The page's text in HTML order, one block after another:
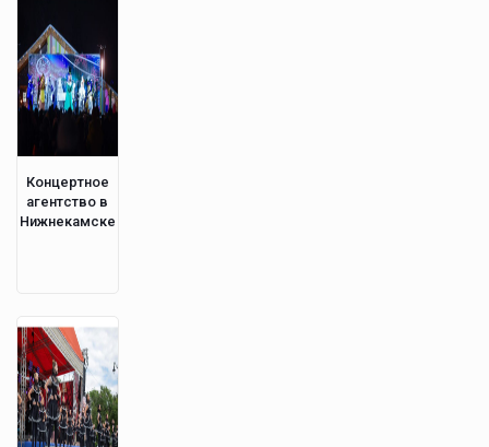
Концертное
агентство в
Нижнекамске